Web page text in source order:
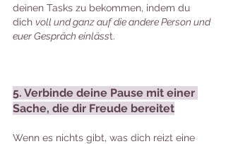
deinen Tasks zu bekommen, indem du
dich voll und ganz auf die andere Person und
euer Gespräch einlässt.
5. Verbinde deine Pause mit einer
Sache, die dir Freude bereitet
Wenn es nichts gibt, was dich reizt eine